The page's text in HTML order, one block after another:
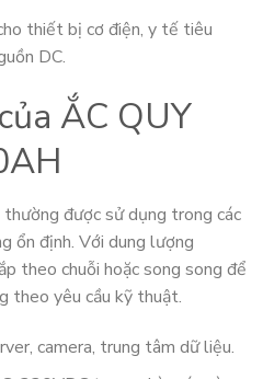
thiết bị cơ điện, y tế tiêu
DC.
ẮC QUY
thường được sử dụng trong các
ổn định. Với dung lượng
theo chuỗi hoặc song song để
theo yêu cầu kỹ thuật.
camera, trung tâm dữ liệu.